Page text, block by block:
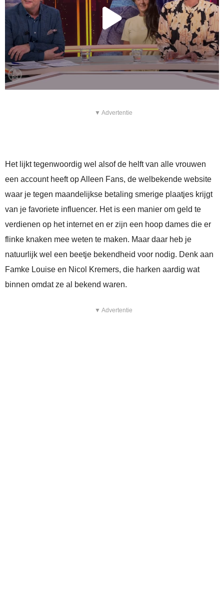
▼ Advertentie
Het lijkt tegenwoordig wel alsof de helft van alle vrouwen
een account heeft op Alleen Fans, de welbekende website
waar je tegen maandelijkse betaling smerige plaatjes krijgt
van je favoriete influencer. Het is een manier om geld te
verdienen op het internet en er zijn een hoop dames die er
flinke knaken mee weten te maken. Maar daar heb je
natuurlijk wel een beetje bekendheid voor nodig. Denk aan
Famke Louise en Nicol Kremers, die harken aardig wat
binnen omdat ze al bekend waren.
▼ Advertentie